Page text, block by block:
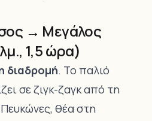
→ Μεγάλος
1,5 ώρα)
διαδρομή. Το παλιό
σε ζιγκ-ζαγκ από τη
θέα στη